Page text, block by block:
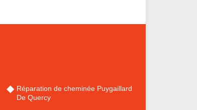
Réparation de cheminée Puygaillard
De Quercy